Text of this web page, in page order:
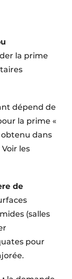
la prime
dépend de
la prime «
obtenu dans
les
de
(salles
pour